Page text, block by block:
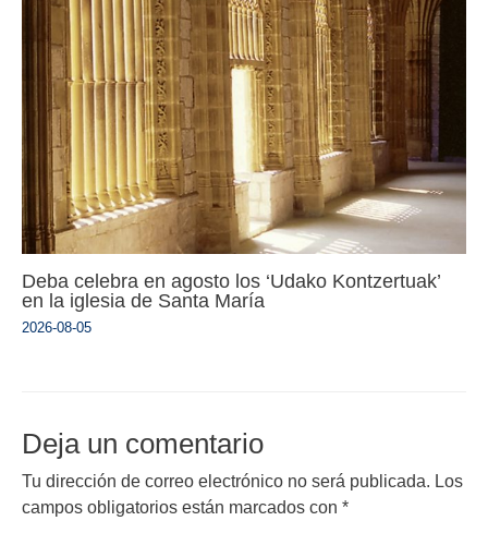
Deba celebra en agosto los ‘Udako Kontzertuak’
en la iglesia de Santa María
2026-08-05
Deja un comentario
Tu dirección de correo electrónico no será publicada. Los
campos obligatorios están marcados con *